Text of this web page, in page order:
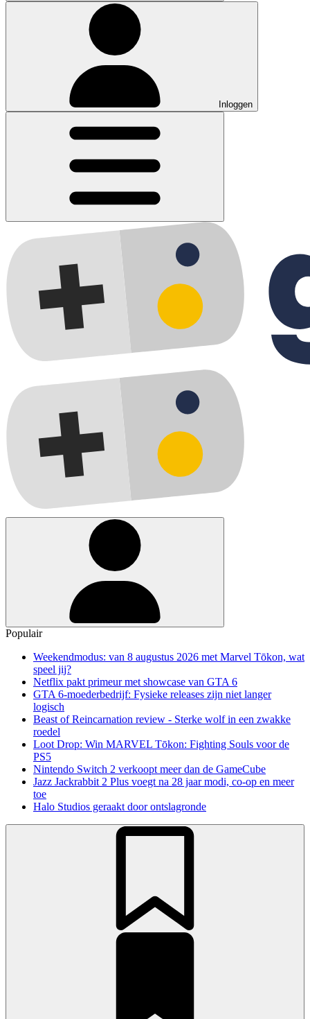
Inloggen
Populair
Weekendmodus: van 8 augustus 2026 met Marvel Tōkon, wat
speel jij?
Netflix pakt primeur met showcase van GTA 6
GTA 6-moederbedrijf: Fysieke releases zijn niet langer
logisch
Beast of Reincarnation review - Sterke wolf in een zwakke
roedel
Loot Drop: Win MARVEL Tōkon: Fighting Souls voor de
PS5
Nintendo Switch 2 verkoopt meer dan de GameCube
Jazz Jackrabbit 2 Plus voegt na 28 jaar modi, co-op en meer
toe
Halo Studios geraakt door ontslagronde